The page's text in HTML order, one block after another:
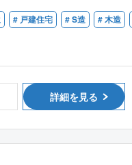
≪商品
創業以
供。
記載を
また、
ル電化
来ます
います
◎入退
の確認
残業が
ます。
◎転勤
担当物
平均受
その他
エリア
■戸建
# 戸建住宅 # S造 # 木造
詳細を見る